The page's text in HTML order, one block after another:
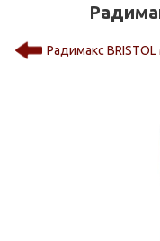
Радимакс BRISTOL